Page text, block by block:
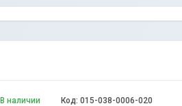
В наличии Код: 015-038-0006-020